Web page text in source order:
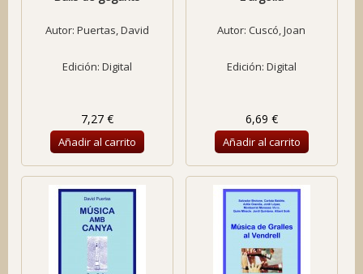
Autor: Puertas, David
Edición: Digital
7,27 €
Añadir al carrito
Autor:Cuscó, Joan
Edición: Digital
6,69 €
Añadir al carrito